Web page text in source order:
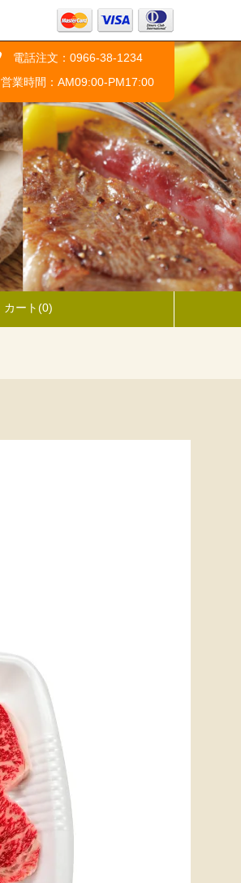
電話注文：0966-38-1234
営業時間：AM09:00-PM17:00
カート(0)